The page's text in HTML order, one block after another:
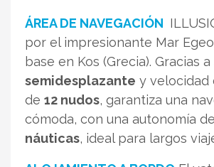
ÁREA DE NAVEGACIÓN
por el impresionante Mar
base en Kos (Grecia). Gracias a
semidesplazante y velocidad
de 12 nudos, garantiza una
cómoda, con una autonomía de
náuticas, ideal para largos